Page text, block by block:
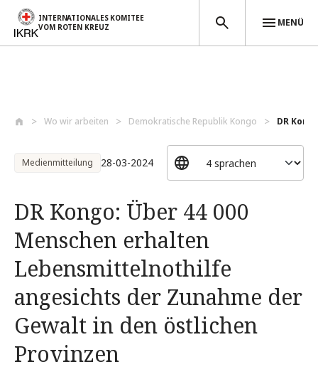
INTERNATIONALES KOMITEE
VOM ROTEN KREUZ
MENÜ
Wo wir arbeiten Demokratische Republik Kongo DR
Medienmitteilung 28-03-2024
DR Kongo: Über 44 000
Menschen erhalten
Lebensmittelnothilfe
angesichts der Zunahme der
Gewalt in den östlichen
Provinzen